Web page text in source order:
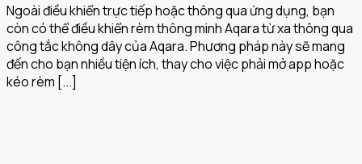
Ngoài điều khiển trực tiếp hoặc thông qua ứng dụng, bạn
còn có thể điều khiển rèm thông minh Aqara từ xa thông qua
công tắc không dây của Aqara. Phương pháp này sẽ mang
đến cho bạn nhiều tiện ích, thay cho việc phải mở app hoặc
kéo rèm [...]